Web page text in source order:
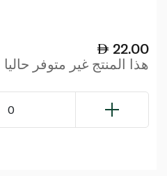
22.00
هذا المنتج غير متوفر حاليا
0